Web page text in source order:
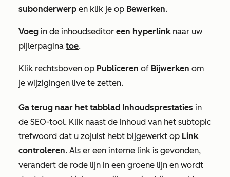
subonderwerp en klik je op Bewerken.
Voeg in de inhoudseditor een hyperlinknaar uw
pijlerpagina toe.
Klik rechtsboven op Publiceren of Bijwerken om
je wijzigingen live te zetten.
Ga terug naar het tabblad Inhoudsprestaties in
de SEO-tool. Klik naast de inhoud van het subtopic
trefwoord dat u zojuist hebt bijgewerkt op Link
controleren. Als er een interne link is gevonden,
verandert de rode lijn in een groene lijn en wordt